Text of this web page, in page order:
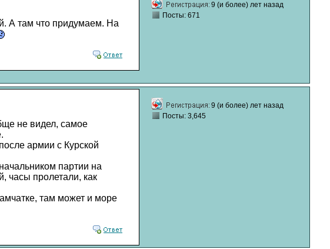
А там что придумаем. На
9 (и более) лет назад
Посты: 671
не видел, самое
армии с Курской
партии на
часы пролетали, как
там может и море
9 (и более) лет назад
Посты: 3,645